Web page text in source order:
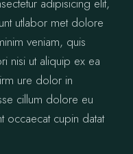
adipisicing elit,
utlabor met dolore
veniam, quis
nisi ut aliquip ex ea
ure dolor in
cillum dolore eu
occaecat cupin datat